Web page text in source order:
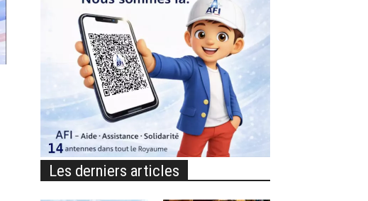
Les derniers articles